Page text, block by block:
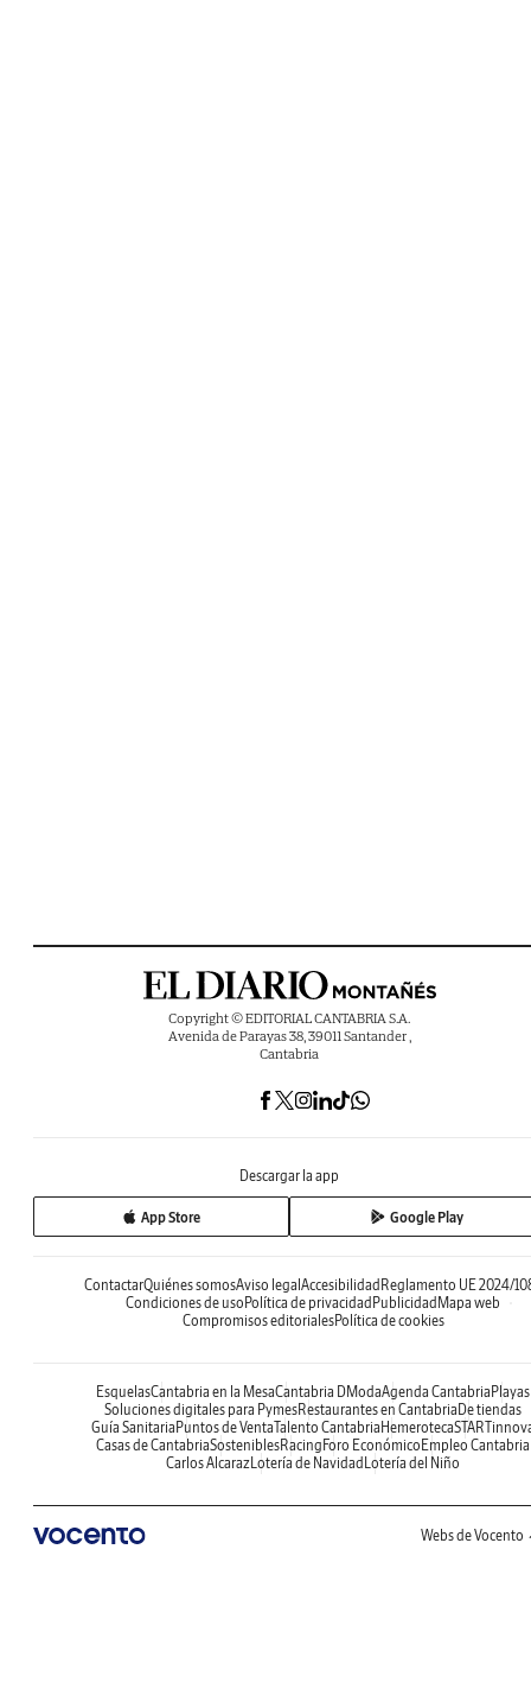
Copyright © EDITORIAL CANTABRIA S.A.
Avenida de Parayas 38, 39011 Santander ,
Cantabria
Descargar la app
App Store Google Play
ContactarQuiénes somosAviso legal Accesibilidad Reglamento UE 2024/
Condiciones de uso Política de privacidad Publicidad Mapa web
Compromisos editorialesPolítica de cookies
EsquelasCantabria en la MesaCantabria DModaAgenda Cantabria Playas
Soluciones digitales para PymesRestaurantes en Cantabria De tiendas
Guía Sanitaria Puntos de VentaTalento Cantabria Hemeroteca
Casas de CantabriaSosteniblesRacing Foro Económico Empleo Cantabria
Carlos AlcarazLotería de Navidad Lotería del Niño
Webs de Vocento